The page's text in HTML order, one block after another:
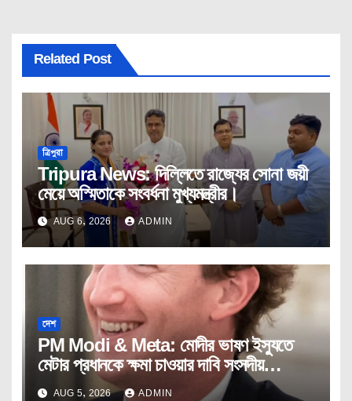
Related Post
ত্রিপুরা
Tripura News: দিল্লিতে রাজ্যের সোনা জয়ী
মেয়ে অস্মিতাকে সংবর্ধনা মুখ্যমন্ত্রীর।
AUG 6, 2026 ADMIN
দেশ
PM Modi & Meta: মোদীর ভাষণ ইস্যুতে
মেটার প্রধানকে ক্ষমা চাওয়ার দাবি সংসদীয়
প্যানেলের।
AUG 5, 2026 ADMIN